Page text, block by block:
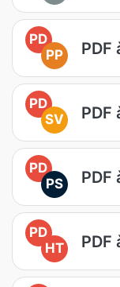
PD
PP
PDF
PD
SV
PDF
PD
PS
PDF
PD
HT
PDF